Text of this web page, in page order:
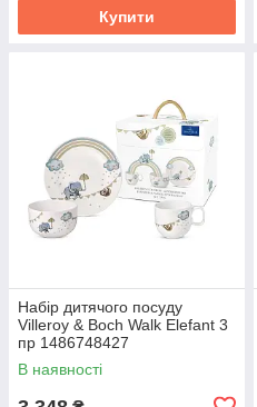
Купити
Набір дитячого посуду
Villeroy & Boch Walk Elefant 3
пр 1486748427
В наявності